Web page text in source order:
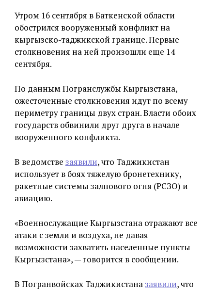
Утром 16 сентября в Баткенской области
обострился вооруженный конфликт на
кыргызско-таджикской границе. Первые
столкновения на ней произошли еще 14
сентября.
По данным Погранслужбы Кыргызстана,
ожесточенные столкновения идут по всему
периметру границы двух стран. Власти обоих
государств обвинили друг друга в начале
вооруженного конфликта.
В ведомстве заявили, что Таджикистан
использует в боях тяжелую бронетехнику,
ракетные системы залпового огня (РСЗО) и
авиацию.
«Военнослужащие Кыргызстана отражают все
атаки с земли и воздуха, не давая
возможности захватить населенные пункты
Кыргызстана», — говорится в сообщении.
В Погранвойсках Таджикистаназаявили, что